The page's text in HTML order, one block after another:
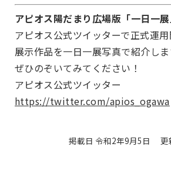
アピオス陽だまり広場版「一日一
アピオス公式ツイッターで正式運用
展示作品を一日一展写真で紹介しま
ぜひのぞいてみてください！
アピオス公式ツイッター
https://twitter.com/apios_ogawa
掲載日 令和2年9月5日 更